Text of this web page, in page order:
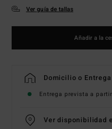
Ver guía de tallas
Añadir a la
Domicilio o
Entrega prevista a
Ver disponibilidad